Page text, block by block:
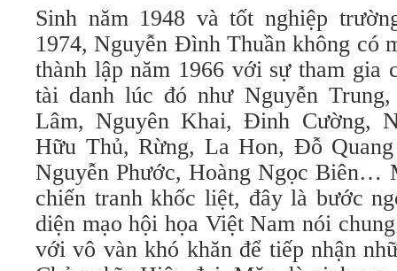
Sinh năm 1948 và tốt nghiệp
1974, Nguyễn Đình Thuần không có
thành lập năm 1966 với sự tham gia
tài danh lúc đó như Nguyễn
Lâm, Nguyên Khai, Đinh Cường,
Hữu Thủ, Rừng, La Hon, Đỗ
Nguyễn Phước, Hoàng Ngọc Biên…
chiến tranh khốc liệt, đây là bước
diện mạo hội họa Việt Nam nói
với vô vàn khó khăn để tiếp nhận